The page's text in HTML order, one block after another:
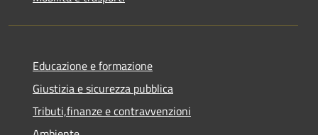
Educazione e formazione
Giustizia e sicurezza pubblica
Tributi,finanze e contravvenzioni